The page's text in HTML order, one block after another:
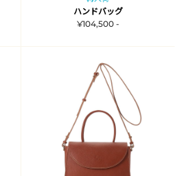
ハンドバッグ
¥104,500 -